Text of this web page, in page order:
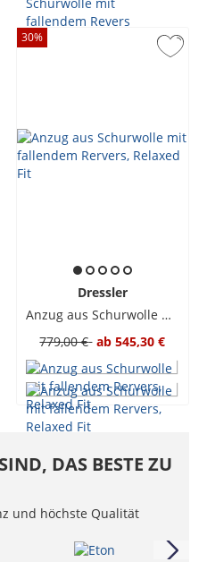
30%
Dressler
Anzug aus Schurwolle mit fallendem Rervers, Relaxed Fit
779,00 € ab 545,30 €
DAS BESTE ZU
und höchste Qualität